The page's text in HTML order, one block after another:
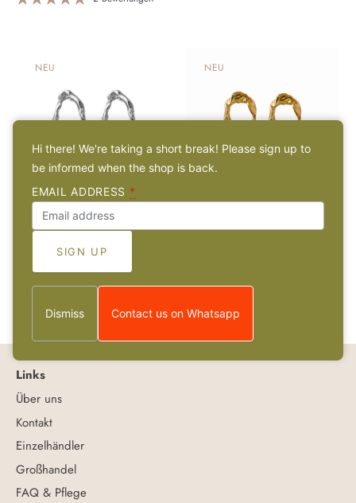
NEU
Kyma Ohrringe - Groß - Silber
€179,00 EUR
NEU
Vergoldet
Links
Über uns
Kontakt
Einzelhändler
Großhandel
FAQ & Pflege
Hi there! We're taking a short break! Please sign up to
be informed when the shop is back.
EMAIL ADDRESS *
Dismiss Contact us on Whatsapp